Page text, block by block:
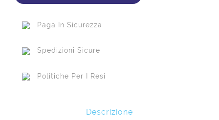
Paga In Sicurezza
Spedizioni Sicure
Politiche Per I Resi
Descrizione